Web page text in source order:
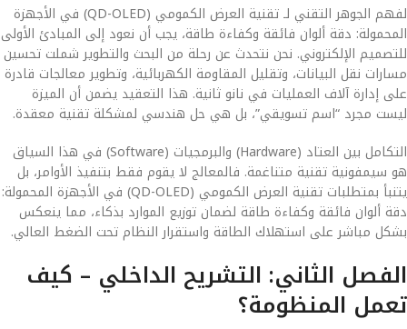
لفهم الجوهر التقني لـ تقنية العرض الكمومي (QD-OLED) في الأجهزة
المحمولة: دقة ألوان فائقة وكفاءة طاقة، يجب أن نعود إلى المبادئ الأولى
للتصميم الإلكتروني. نحن نتحدث عن رحلة من البحث والتطوير شملت تحسين
مسارات نقل البيانات، وتقليل المقاومة الكهربائية، وتطوير معالجات قادرة
على إدارة آلاف العمليات في نانو ثانية. هذا التعقيد يضمن أن الميزة
ليست مجرد “اسم تسويقي”، بل هي حل هندسي لمشكلة تقنية معقدة.
التكامل بين العتاد (Hardware) والبرمجيات (Software) في هذا السياق
هو سيمفونية تقنية متناغمة. فالمعالج لا يقوم فقط بتنفيذ الأوامر، بل
يتنبأ بمتطلبات تقنية العرض الكمومي (QD-OLED) في الأجهزة المحمولة:
دقة ألوان فائقة وكفاءة طاقة لضمان توزيع الموارد بذكاء، مما ينعكس
بشكل مباشر على استهلاك الطاقة واستقرار النظام تحت الضغط العالي.
الفصل الثاني: التشريح الداخلي – كيف
تعمل المنظومة؟